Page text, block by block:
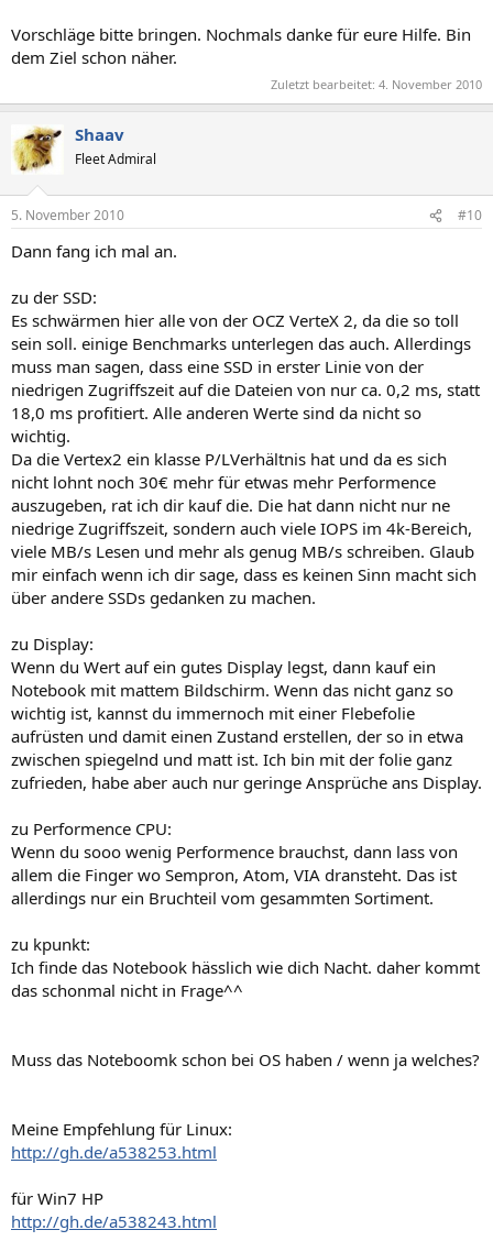
Vorschläge bitte bringen. Nochmals danke für eure Hilfe. Bin
dem Ziel schon näher.
Zuletzt bearbeitet: 4. November 2010
Shaav
Fleet Admiral
5. November 2010 #10
Dann fang ich mal an.
zu der SSD:
Es schwärmen hier alle von der OCZ VerteX 2, da die so toll
sein soll. einige Benchmarks unterlegen das auch. Allerdings
muss man sagen, dass eine SSD in erster Linie von der
niedrigen Zugriffszeit auf die Dateien von nur ca. 0,2 ms, statt
18,0 ms profitiert. Alle anderen Werte sind da nicht so
wichtig.
Da die Vertex2 ein klasse P/LVerhältnis hat und da es sich
nicht lohnt noch 30€ mehr für etwas mehr Performence
auszugeben, rat ich dir kauf die. Die hat dann nicht nur ne
niedrige Zugriffszeit, sondern auch viele IOPS im 4k-Bereich,
viele MB/s Lesen und mehr als genug MB/s schreiben. Glaub
mir einfach wenn ich dir sage, dass es keinen Sinn macht sich
über andere SSDs gedanken zu machen.
zu Display:
Wenn du Wert auf ein gutes Display legst, dann kauf ein
Notebook mit mattem Bildschirm. Wenn das nicht ganz so
wichtig ist, kannst du immernoch mit einer Flebefolie
aufrüsten und damit einen Zustand erstellen, der so in etwa
zwischen spiegelnd und matt ist. Ich bin mit der folie ganz
zufrieden, habe aber auch nur geringe Ansprüche ans Display.
zu Performence CPU:
Wenn du sooo wenig Performence brauchst, dann lass von
allem die Finger wo Sempron, Atom, VIA dransteht. Das ist
allerdings nur ein Bruchteil vom gesammten Sortiment.
zu kpunkt:
Ich finde das Notebook hässlich wie dich Nacht. daher kommt
das schonmal nicht in Frage^^
Muss das Noteboomk schon bei OS haben / wenn ja welches?
Meine Empfehlung für Linux:
http://gh.de/a538253.html
für Win7 HP
http://gh.de/a538243.html